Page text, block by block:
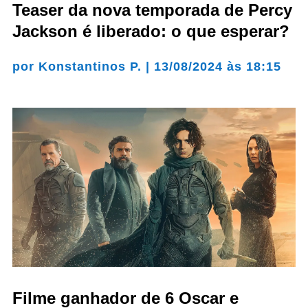
Teaser da nova temporada de Percy
Jackson é liberado: o que esperar?
por Konstantinos P. 13/08/2024 às 18:15
Filme ganhador de 6 Oscar e